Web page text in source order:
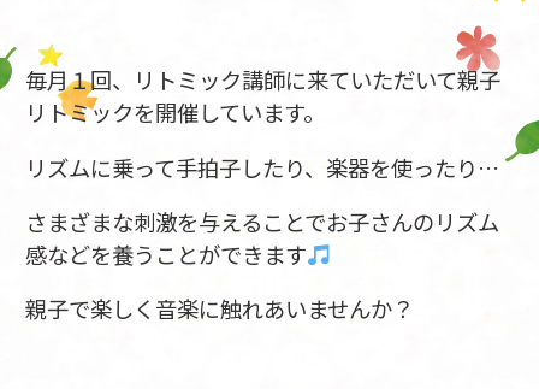
毎月１回、リトミック講師に来ていただいて親子
リトミックを開催しています。
リズムに乗って手拍子したり、楽器を使ったり…
さまざまな刺激を与えることでお子さんのリズム
感などを養うことができます
親子で楽しく音楽に触れあいませんか？